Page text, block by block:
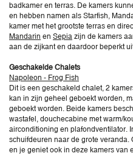
badkamer en terras. De kamers
en hebben namen als Starfish,
kamer met het grootste terras en
Mandarin en Sepia zijn de kamers
aan de zijkant en daardoor beperkt
Geschakelde Chalets
Napoleon - Frog Fish
Dit is een geschakeld chalet, 2
kan in zijn geheel geboekt worden,
geboekt worden. Beide kamers
wastafel, douchecabine met warm/
airconditioning en plafondventilator.
schuifdeuren naar de grote
en je geniet ook in deze kamers van